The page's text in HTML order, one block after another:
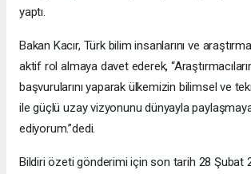
yaptı.
Bakan Kacır, Türk bilim insanlarını ve
aktif rol almaya davet ederek,
başvurularını yaparak ülkemizin bilimsel ve
ile güçlü uzay vizyonunu dünyayla
ediyorum.”dedi.
Bildiri özeti gönderimi için son tarih 28 Şubat